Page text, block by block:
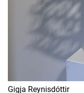
Gigja Reynisdóttir